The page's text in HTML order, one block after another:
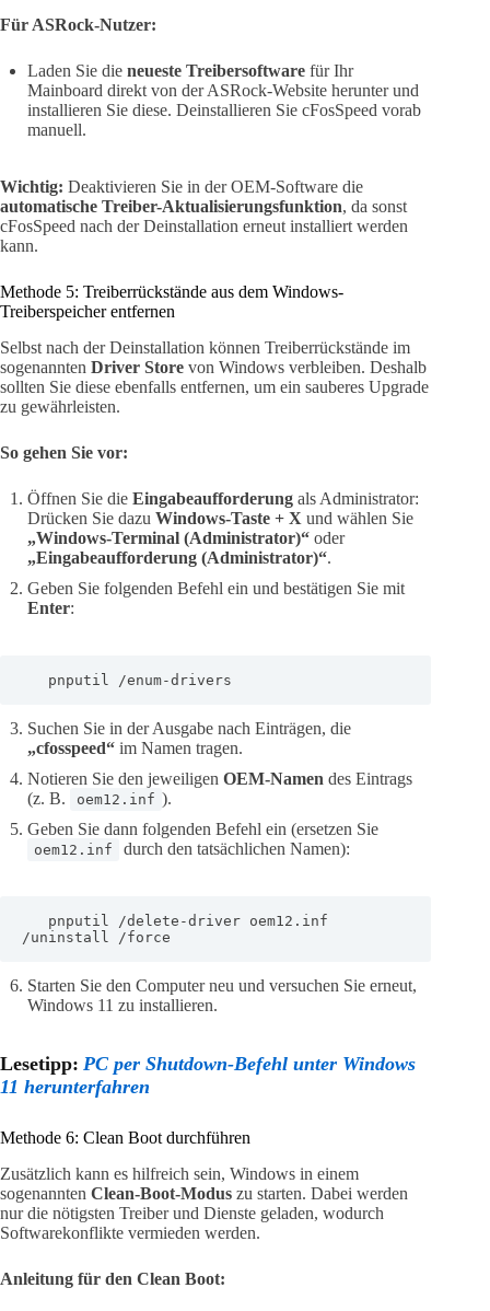
Für ASRock-Nutzer:
Laden Sie die neueste Treibersoftware für Ihr
Mainboard direkt von der ASRock-Website herunter und
installieren Sie diese. Deinstallieren Sie cFosSpeed vorab
manuell.
Wichtig: Deaktivieren Sie in der OEM-Software die
automatische Treiber-Aktualisierungsfunktion, da sonst
cFosSpeed nach der Deinstallation erneut installiert werden
kann.
Methode 5: Treiberrückstände aus dem Windows-
Treiberspeicher entfernen
Selbst nach der Deinstallation können Treiberrückstände im
sogenannten Driver Store von Windows verbleiben. Deshalb
sollten Sie diese ebenfalls entfernen, um ein sauberes Upgrade
zu gewährleisten.
So gehen Sie vor:
Öffnen Sie die Eingabeaufforderung als Administrator:
Drücken Sie dazu Windows-Taste + X und wählen Sie
„Windows-Terminal (Administrator)“ oder
„Eingabeaufforderung (Administrator)“.
Geben Sie folgenden Befehl ein und bestätigen Sie mit
Enter:
   pnputil /enum-drivers
Suchen Sie in der Ausgabe nach Einträgen, die
„cfosspeed“ im Namen tragen.
Notieren Sie den jeweiligen OEM-Namen des Eintrags
(z. B.
oem12.inf ).
Geben Sie dann folgenden Befehl ein (ersetzen Sie
oem12.inf durch den tatsächlichen Namen):
/uninstall /force
Starten Sie den Computer neu und versuchen Sie erneut,
Windows 11 zu installieren.
Lesetipp: PC per Shutdown-Befehl unter Windows
11 herunterfahren
Methode 6: Clean Boot durchführen
Zusätzlich kann es hilfreich sein, Windows in einem
sogenannten Clean-Boot-Modus zu starten. Dabei werden
nur die nötigsten Treiber und Dienste geladen, wodurch
Softwarekonflikte vermieden werden.
Anleitung für den Clean Boot: